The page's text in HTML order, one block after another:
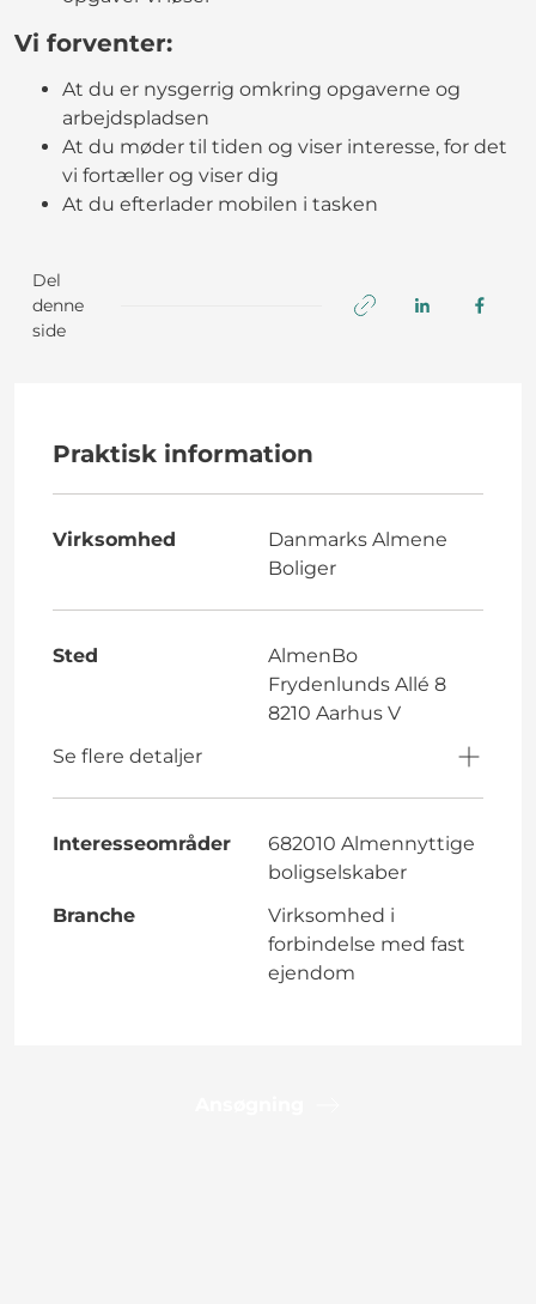
Vi forventer:
At du er nysgerrig omkring opgaverne og
arbejdspladsen
At du møder til tiden og viser interesse, for det
vi fortæller og viser dig
At du efterlader mobilen i tasken
Del
denne
side
Praktisk information
Virksomhed
Danmarks Almene
Boliger
Sted
AlmenBo
Frydenlunds Allé 8
8210 Aarhus V
Se flere detaljer
Interesseområder
682010 Almennyttige
boligselskaber
Branche
Virksomhed i
forbindelse med fast
ejendom